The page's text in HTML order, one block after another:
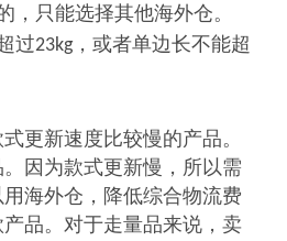
，只能选择其他海外仓。
过23kg，或者单边长不能超
更新速度比较慢的产品。
因为款式更新慢，所以需
海外仓，降低综合物流费
品。对于走量品来说，卖